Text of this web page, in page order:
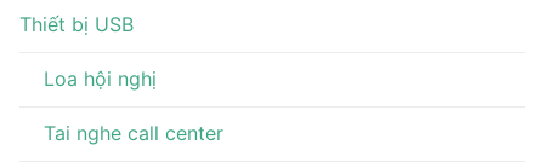
Thiết bị USB
Loa hội nghị
Tai nghe call center